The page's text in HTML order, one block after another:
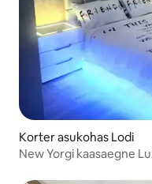
Korter asukohas Lodi
New Yorgi kaasaegne